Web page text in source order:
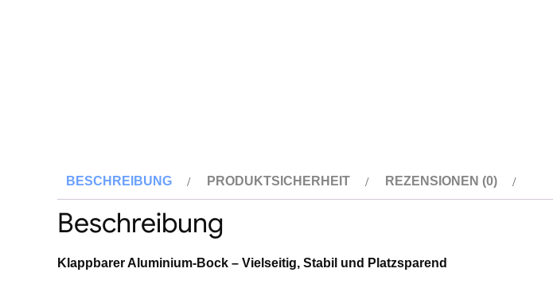
BESCHREIBUNG PRODUKTSICHERHEIT REZENSIONEN (0)
Beschreibung
Klappbarer Aluminium-Bock – Vielseitig, Stabil und Platzsparend